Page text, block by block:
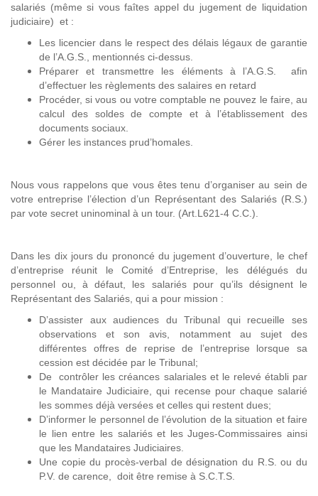
salariés (même si vous faîtes appel du jugement de liquidation
judiciaire) et :
Les licencier dans le respect des délais légaux de garantie
de l’A.G.S., mentionnés ci-dessus.
Préparer et transmettre les éléments à l’A.G.S. afin
d’effectuer les règlements des salaires en retard
Procéder, si vous ou votre comptable ne pouvez le faire, au
calcul des soldes de compte et à l’établissement des
documents sociaux.
Gérer les instances prud’homales.
Nous vous rappelons que vous êtes tenu d’organiser au sein de
votre entreprise l’élection d’un Représentant des Salariés (R.S.)
par vote secret uninominal à un tour. (Art.L621-4 C.C.).
Dans les dix jours du prononcé du jugement d’ouverture, le chef
d’entreprise réunit le Comité d’Entreprise, les délégués du
personnel ou, à défaut, les salariés pour qu’ils désignent le
Représentant des Salariés, qui a pour mission :
D’assister aux audiences du Tribunal qui recueille ses
observations et son avis, notamment au sujet des
différentes offres de reprise de l’entreprise lorsque sa
cession est décidée par le Tribunal;
De contrôler les créances salariales et le relevé établi par
le Mandataire Judiciaire, qui recense pour chaque salarié
les sommes déjà versées et celles qui restent dues;
D’informer le personnel de l’évolution de la situation et faire
le lien entre les salariés et les Juges-Commissaires ainsi
que les Mandataires Judiciaires.
Une copie du procès-verbal de désignation du R.S. ou du
P.V. de carence, doit être remise à S.C.T.S.